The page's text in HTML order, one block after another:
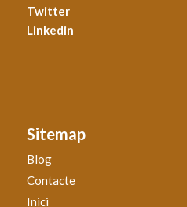
Twitter
Linkedin
Sitemap
Blog
Contacte
Inici